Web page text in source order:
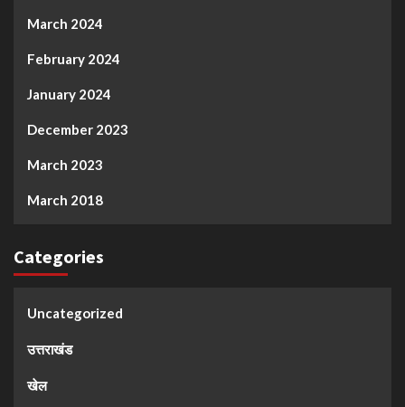
March 2024
February 2024
January 2024
December 2023
March 2023
March 2018
Categories
Uncategorized
उत्तराखंड
खेल